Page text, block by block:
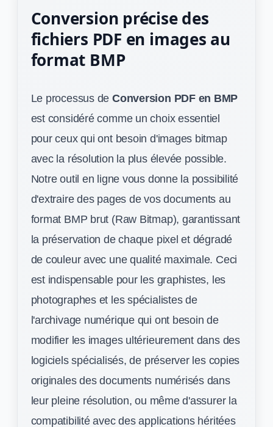
Conversion précise des
fichiers PDF en images au
format BMP
Le processus de Conversion PDF en BMP
est considéré comme un choix essentiel
pour ceux qui ont besoin d'images bitmap
avec la résolution la plus élevée possible.
Notre outil en ligne vous donne la possibilité
d'extraire des pages de vos documents au
format BMP brut (Raw Bitmap), garantissant
la préservation de chaque pixel et dégradé
de couleur avec une qualité maximale. Ceci
est indispensable pour les graphistes, les
photographes et les spécialistes de
l'archivage numérique qui ont besoin de
modifier les images ultérieurement dans des
logiciels spécialisés, de préserver les copies
originales des documents numérisés dans
leur pleine résolution, ou même d'assurer la
compatibilité avec des applications héritées